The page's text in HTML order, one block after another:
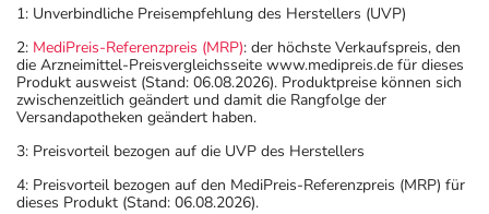
1: Unverbindliche Preisempfehlung des Herstellers (UVP)
2: MediPreis-Referenzpreis (MRP): der höchste Verkaufspreis, den
die Arzneimittel-Preisvergleichsseite www.medipreis.de für dieses
Produkt ausweist (Stand: 06.08.2026). Produktpreise können sich
zwischenzeitlich geändert und damit die Rangfolge der
Versandapotheken geändert haben.
3: Preisvorteil bezogen auf die UVP des Herstellers
4: Preisvorteil bezogen auf den MediPreis-Referenzpreis (MRP) für
dieses Produkt (Stand: 06.08.2026).